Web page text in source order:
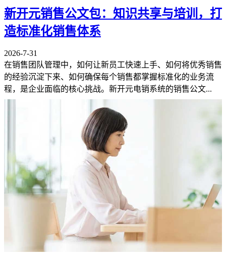
新开元销售公文包：知识共享与培训，打
造标准化销售体系
2026-7-31
在销售团队管理中，如何让新员工快速上手、如何将优秀销售
的经验沉淀下来、如何确保每个销售都掌握标准化的业务流
程，是企业面临的核心挑战。新开元电销系统的销售公文...